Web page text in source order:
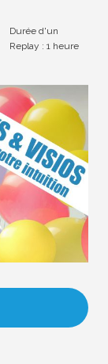
Durée d'un
Replay : 1 heure